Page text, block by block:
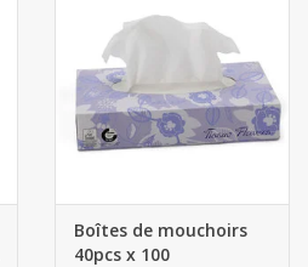
Boîtes de mouchoirs
40pcs x 100